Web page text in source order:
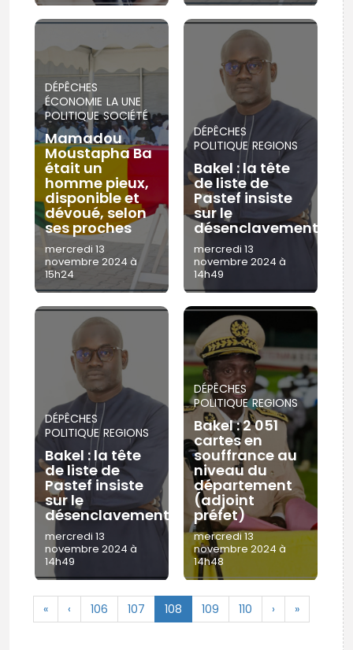
DÉPÊCHES
ÉCONOMIE LA UNE
POLITIQUE SOCIÉTÉ
Mamadou
Moustapha Ba
était un
homme pieux,
disponible et
dévoué, selon
ses proches
mercredi 13
novembre 2024 à
15h24
DÉPÊCHES
POLITIQUE REGIONS
Bakel : la tête
de liste de
Pastef insiste
sur le
désenclavement
mercredi 13
novembre 2024 à
14h49
DÉPÊCHES
POLITIQUE REGIONS
Bakel : la tête
de liste de
Pastef insiste
sur le
désenclavement
mercredi 13
novembre 2024 à
14h49
DÉPÊCHES
POLITIQUE REGIONS
Bakel : 2 051
cartes en
souffrance au
niveau du
département
(adjoint
préfet)
mercredi 13
novembre 2024 à
14h48
« ‹ 106 107 108 109 110 › »